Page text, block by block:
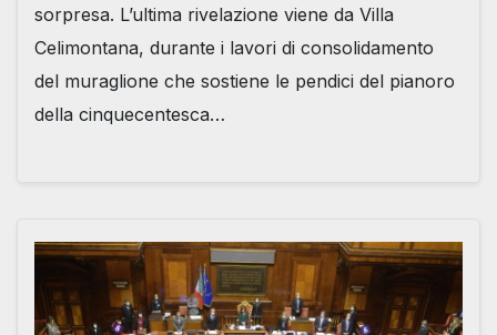
sorpresa. L’ultima rivelazione viene da Villa
Celimontana, durante i lavori di consolidamento
del muraglione che sostiene le pendici del pianoro
della cinquecentesca…